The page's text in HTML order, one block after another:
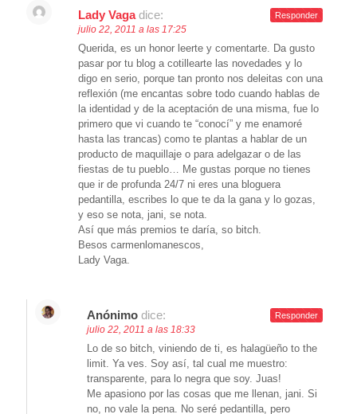
Lady Vaga dice:
julio 22, 2011 a las 17:25
Querida, es un honor leerte y comentarte. Da gusto
pasar por tu blog a cotillearte las novedades y lo
digo en serio, porque tan pronto nos deleitas con una
reflexión (me encantas sobre todo cuando hablas de
la identidad y de la aceptación de una misma, fue lo
primero que vi cuando te “conocí” y me enamoré
hasta las trancas) como te plantas a hablar de un
producto de maquillaje o para adelgazar o de las
fiestas de tu pueblo… Me gustas porque no tienes
que ir de profunda 24/7 ni eres una bloguera
pedantilla, escribes lo que te da la gana y lo gozas,
y eso se nota, jani, se nota.
Así que más premios te daría, so bitch.
Besos carmenlomanescos,
Lady Vaga.
Responder
Anónimo dice:
julio 22, 2011 a las 18:33
Lo de so bitch, viniendo de ti, es halagüeño to the
limit. Ya ves. Soy así, tal cual me muestro:
transparente, para lo negra que soy. Juas!
Me apasiono por las cosas que me llenan, jani. Si
no, no vale la pena. No seré pedantilla, pero
Responder